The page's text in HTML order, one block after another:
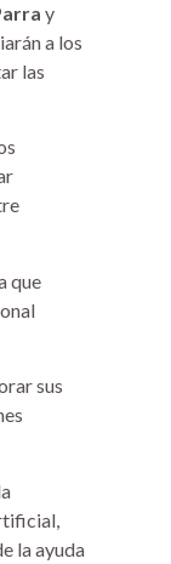
y
a los
las
que
sus
la ayuda